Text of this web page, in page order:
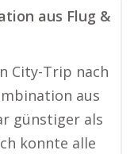
aus Flug &
City-Trip nach
aus
günstiger als
konnte alle